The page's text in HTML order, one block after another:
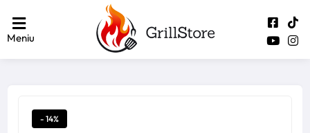
Meniu
- 14%